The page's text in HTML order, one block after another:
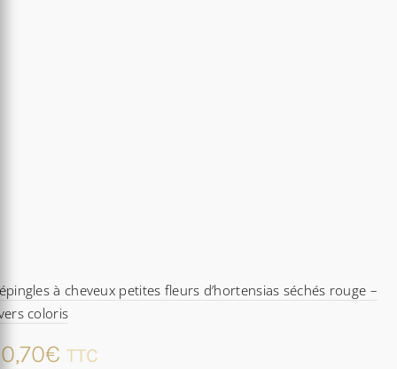
à cheveux petites fleurs d’hortensias séchés rouge –
coloris
€ TTC